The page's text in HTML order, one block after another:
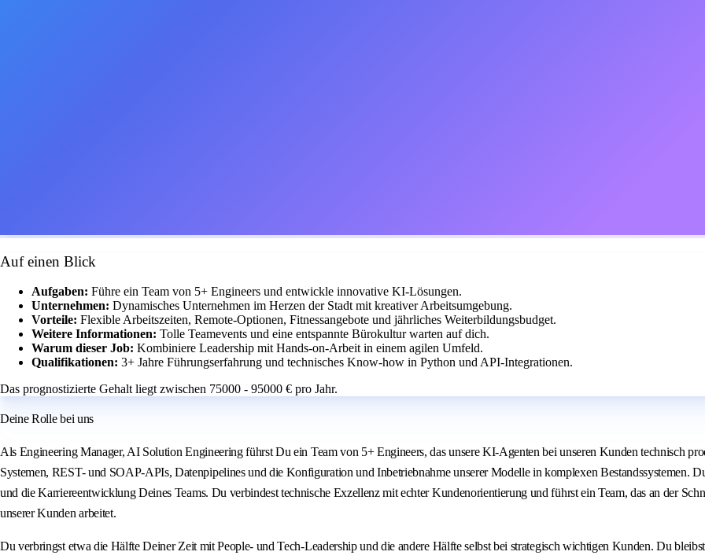
Auf einen Blick
Aufgaben: Führe ein Team von 5+ Engineers und entwickle innovative KI-Lösungen.
Unternehmen: Dynamisches Unternehmen im Herzen der Stadt mit kreativer Arbeitsumgebung.
Vorteile: Flexible Arbeitszeiten, Remote-Optionen, Fitnessangebote und jährliches Weiterbildungsbudget.
Weitere Informationen: Tolle Teamevents und eine entspannte Bürokultur warten auf dich.
Warum dieser Job: Kombiniere Leadership mit Hands-on-Arbeit in einem agilen Umfeld.
Qualifikationen: 3+ Jahre Führungserfahrung und technisches Know-how in Python und API-Integrationen.
Das prognostizierte Gehalt liegt zwischen 75000 - 95000 € pro Jahr.
Deine Rolle bei uns
Als Engineering Manager, AI Solution Engineering führst Du ein Team von 5+ Engineers, das unsere KI-Agenten bei unseren Kunden technisch
Systemen, REST- und SOAP-APIs, Datenpipelines und die Konfiguration und Inbetriebnahme unserer Modelle in komplexen Bestandssystemen.
und die Karriereentwicklung Deines Teams. Du verbindest technische Exzellenz mit echter Kundenorientierung und führst ein Team, das an der
unserer Kunden arbeitet.
Du verbringst etwa die Hälfte Deiner Zeit mit People- und Tech-Leadership und die andere Hälfte selbst bei strategisch wichtigen Kunden. Du